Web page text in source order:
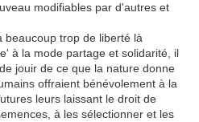
modifiables par d'autres et
beaucoup trop de liberté là
à la mode partage et solidarité, il
jouir de ce que la nature donne
offraient bénévolement à la
leurs laissant le droit de
à les sélectionner et les